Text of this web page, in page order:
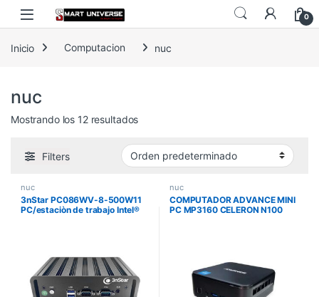
Skip to navigation
Skip to content
0
Inicio Computacion nuc
nuc
Mostrando los 12 resultados
Filters
nuc
3nStar PC086WV-8-500W11
PC/estaciòn de trabajo Intel®
nuc
COMPUTADOR ADVANCE MINI
PC MP3160 CELERON N100